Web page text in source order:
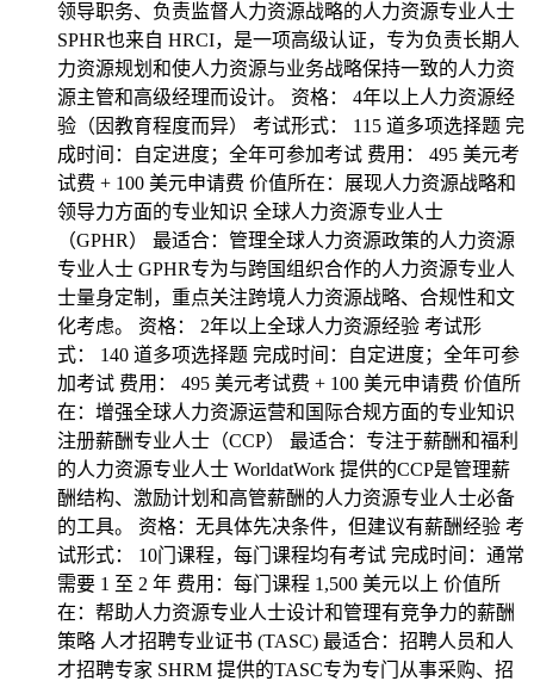
领导职务、负责监督人力资源战略的人力资源专业人士
SPHR也来自 HRCI，是一项高级认证，专为负责长期人
力资源规划和使人力资源与业务战略保持一致的人力资
源主管和高级经理而设计。 资格： 4年以上人力资源经
验（因教育程度而异） 考试形式： 115 道多项选择题 完
成时间：自定进度；全年可参加考试 费用： 495 美元考
试费 + 100 美元申请费 价值所在：展现人力资源战略和
领导力方面的专业知识 全球人力资源专业人士
（GPHR） 最适合：管理全球人力资源政策的人力资源
专业人士 GPHR专为与跨国组织合作的人力资源专业人
士量身定制，重点关注跨境人力资源战略、合规性和文
化考虑。 资格： 2年以上全球人力资源经验 考试形
式： 140 道多项选择题 完成时间：自定进度；全年可参
加考试 费用： 495 美元考试费 + 100 美元申请费 价值所
在：增强全球人力资源运营和国际合规方面的专业知识
注册薪酬专业人士（CCP） 最适合：专注于薪酬和福利
的人力资源专业人士 WorldatWork 提供的CCP是管理薪
酬结构、激励计划和高管薪酬的人力资源专业人士必备
的工具。 资格：无具体先决条件，但建议有薪酬经验 考
试形式： 10门课程，每门课程均有考试 完成时间：通常
需要 1 至 2 年 费用：每门课程 1,500 美元以上 价值所
在：帮助人力资源专业人士设计和管理有竞争力的薪酬
策略 人才招聘专业证书 (TASC) 最适合：招聘人员和人
才招聘专家 SHRM 提供的TASC专为专门从事采购、招